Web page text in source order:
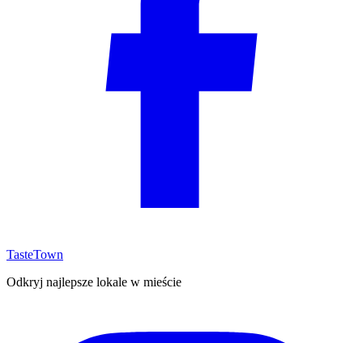
TasteTown
Odkryj najlepsze lokale w mieście